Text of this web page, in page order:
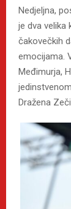
Nedjeljna,
je dva velika
čakovečkih
emocijama.
Međimurja,
Dražena